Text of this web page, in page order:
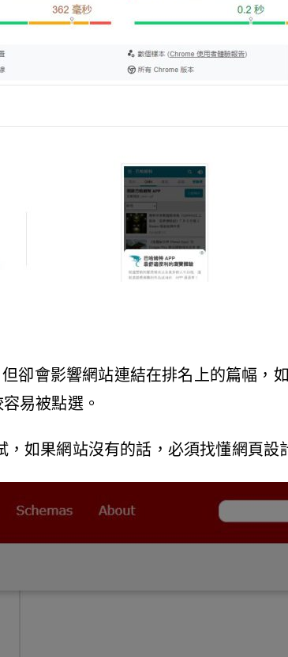
卻會影響網站連結在排名上的篇幅，
易被點選。
如果網站沒有的話，必須找懂網頁設